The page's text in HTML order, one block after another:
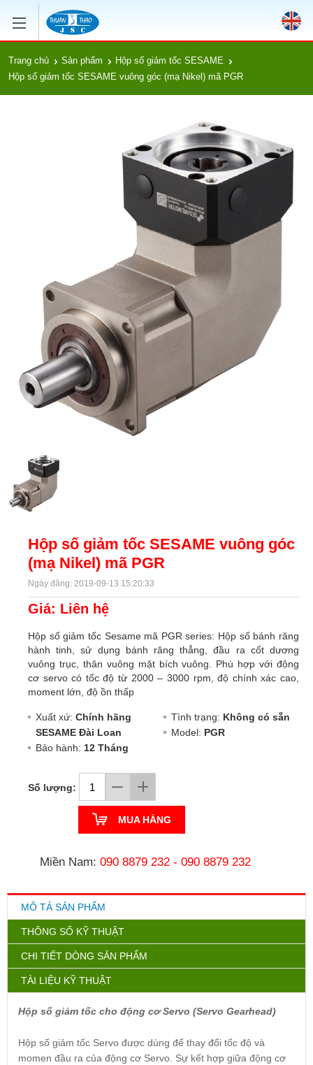
Trang chủ Sản phẩm
Hộp số giảm tốc SESAME
Hộp số giảm tốc SESAME vuông góc (mạ Nikel) mã PGR
Hộp số giảm tốc SESAME vuông góc
(mạ Nikel) mã PGR
Ngày đăng: 2019-09-13 15:20:33
Giá: Liên hệ
Hộp số giảm tốc Sesame mã PGR series: Hộp số bánh răng
hành tinh, sử dụng bánh răng thẳng, đầu ra cốt dương
vuông trục, thân vuông mặt bích vuông. Phù hợp với động
cơ servo có tốc độ từ 2000 – 3000 rpm, độ chính xác cao,
moment lớn, độ ồn thấp
Xuất xứ: Chính hãng
SESAME Đài Loan
Tình trạng: Không có sẵn
Model: PGR
Bảo hành: 12 Tháng
Số lượng:
MUA HÀNG
Miền Nam: 090 8879 232 - 090 8879 232
MÔ TẢ SẢN PHẨM
THÔNG SỐ KỸ THUẬT
CHI TIẾT DÒNG SẢN PHẨM
TÀI LIỆU KỸ THUẬT
Hộp số giảm tốc cho động cơ Servo (Servo Gearhead)
Hộp số giảm tốc Servo được dùng để thay đổi tốc độ và
momen đầu ra của động cơ Servo. Sự kết hợp giữa động cơ